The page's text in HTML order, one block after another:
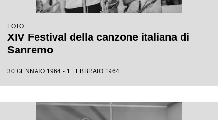
FOTO
XIV Festival della canzone italiana di
Sanremo
30 GENNAIO 1964 - 1 FEBBRAIO 1964